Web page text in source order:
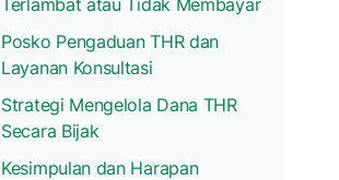
Posko Pengaduan THR dan
Layanan Konsultasi
Strategi Mengelola Dana THR
Secara Bijak
Kesimpulan dan Harapan